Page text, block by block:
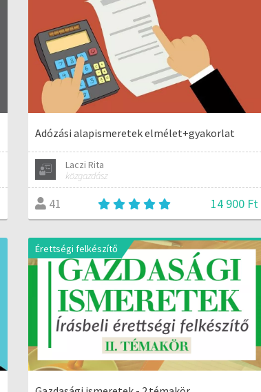
Adózási alapismeretek elmélet+gyakorlat
Laczi Rita
közgazdász
41 14 900 Ft
Érettségi felkészítő